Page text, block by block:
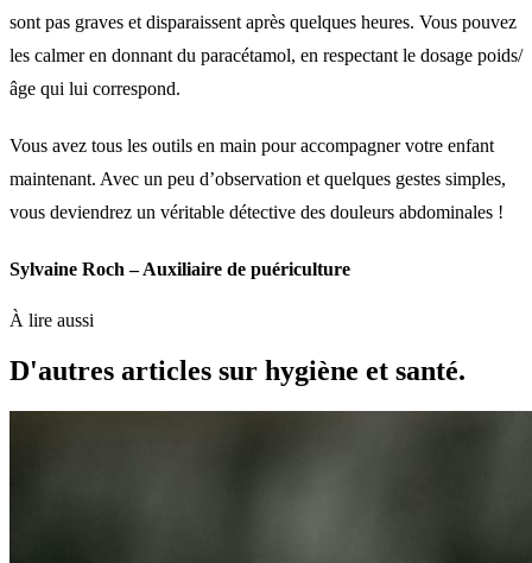
sont pas graves et disparaissent après quelques heures. Vous pouvez
les calmer en donnant du paracétamol, en respectant le dosage poids/
âge qui lui correspond.
Vous avez tous les outils en main pour accompagner votre enfant
maintenant. Avec un peu d’observation et quelques gestes simples,
vous deviendrez un véritable détective des douleurs abdominales !
Sylvaine Roch – Auxiliaire de puériculture
À lire aussi
D'autres articles sur hygiène et santé.